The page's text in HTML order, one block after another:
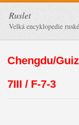
Ruslet
Velká encyklopedie
Chengdu/
7III / F-7-3